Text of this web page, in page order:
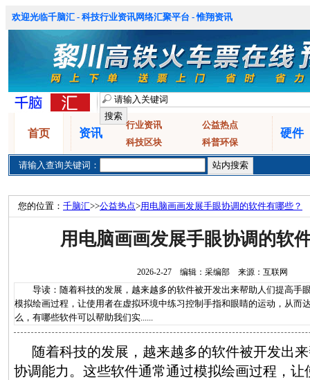
欢迎光临千脑汇 - 科技行业资讯网络汇聚平台 - 惟翔资讯
首页 资讯
行业资讯
公益热点
科技区块
科普环保
硬件
请输入查询关键词：
您的位置： 千脑汇>>公益热点>用电脑画画发展手眼协调的软件有哪些？
用电脑画画发展手眼协调的软
2026-2-27 编辑：采编部 来源：互联网
导读：随着科技的发展，越来越多的软件被开发出来帮助人们提高手
模拟绘画过程，让使用者在虚拟环境中练习控制手指和眼睛的运动，从而
么，有哪些软件可以帮助我们实......
随着科技的发展，越来越多的软件被开发出
协调能力。这些软件通常通过模拟绘画过程，让